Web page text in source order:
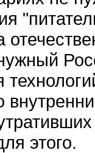
этого.